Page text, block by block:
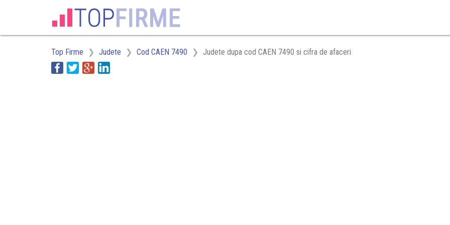
Top Firme Judete Cod CAEN 7490 Judete dupa cod CAEN 7490 si cifra de afaceri